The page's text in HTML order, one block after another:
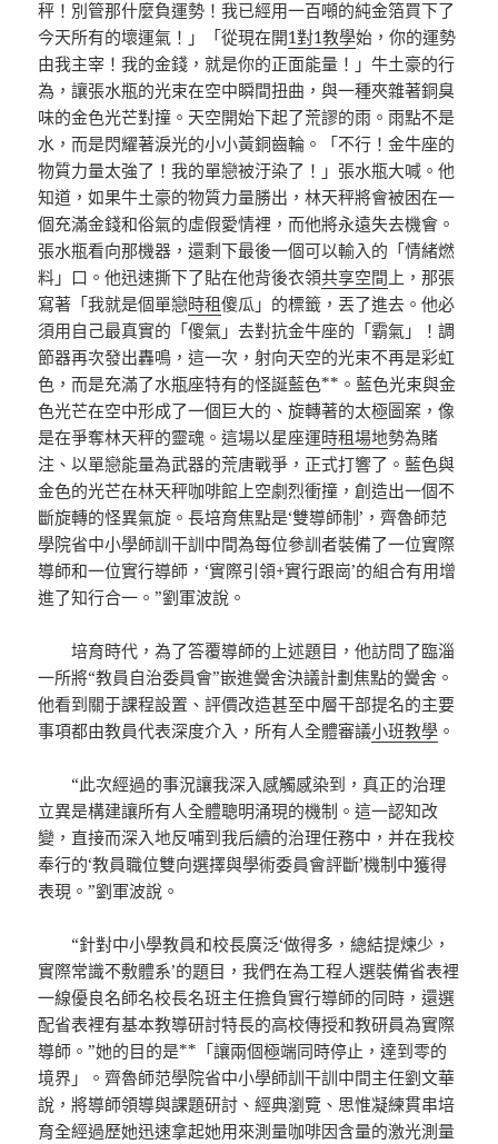
秤！別管那什麼負運勢！我已經用一百噸的純金箔買下了
今天所有的壞運氣！」「從現在開1對1教學始，你的運勢
由我主宰！我的金錢，就是你的正面能量！」牛土豪的行
為，讓張水瓶的光束在空中瞬間扭曲，與一種夾雜著銅臭
味的金色光芒對撞。天空開始下起了荒謬的雨。雨點不是
水，而是閃耀著淚光的小小黃銅齒輪。「不行！金牛座的
物質力量太強了！我的單戀被汙染了！」張水瓶大喊。他
知道，如果牛土豪的物質力量勝出，林天秤將會被困在一
個充滿金錢和俗氣的虛假愛情裡，而他將永遠失去機會。
張水瓶看向那機器，還剩下最後一個可以輸入的「情緒燃
料」口。他迅速撕下了貼在他背後衣領共享空間 上，那張
寫著「我就是個單戀時租傻瓜」的標籤，丟了進去。他必
須用自己最真實的「傻氣」去對抗金牛座的「霸氣」！調
節器再次發出轟鳴，這一次，射向天空的光束不再是彩虹
色，而是充滿了水瓶座特有的怪誕藍色**。藍色光束與金
色光芒在空中形成了一個巨大的、旋轉著的太極圖案，像
是在爭奪林天秤的靈魂。這場以星座運時租場地勢為賭
注、以單戀能量為武器的荒唐戰爭，正式打響了。藍色與
金色的光芒在林天秤咖啡館上空劇烈衝撞，創造出一個不
斷旋轉的怪異氣旋。長培育焦點是‘雙導師制’，齊魯師范
學院省中小學師訓干訓中間為每位參訓者裝備了一位實際
導師和一位實行導師，‘實際引領+實行跟崗’的組合有用增
進了知行合一。”劉軍波說。
培育時代，為了答覆導師的上述題目，他訪問了臨淄
一所將“教員自治委員會”嵌進黌舍決議計劃焦點的黌舍。
他看到關于課程設置、評價改造甚至中層干部提名的主要
事項都由教員代表深度介入，所有人全體審議小班教學 。
“此次經過的事況讓我深入感觸感染到，真正的治理
立異是構建讓所有人全體聰明涌現的機制。這一認知改
變，直接而深入地反哺到我后續的治理任務中，并在我校
奉行的‘教員職位雙向選擇與學術委員會評斷’機制中獲得
表現。”劉軍波說。
“針對中小學教員和校長廣泛‘做得多，總結提煉少，
實際常識不敷體系’的題目，我們在為工程人選裝備省表裡
一線優良名師名校長名班主任擔負實行導師的同時，還選
配省表裡有基本教導研討特長的高校傳授和教研員為實際
導師。”她的目的是**「讓兩個極端同時停止，達到零的
境界」。齊魯師范學院省中小學師訓干訓中間主任劉文華
說，將導師領導與課題研討、經典瀏覽、思惟凝練貫串培
育全經過歷她迅速拿起她用來測量咖啡因含量的激光測量